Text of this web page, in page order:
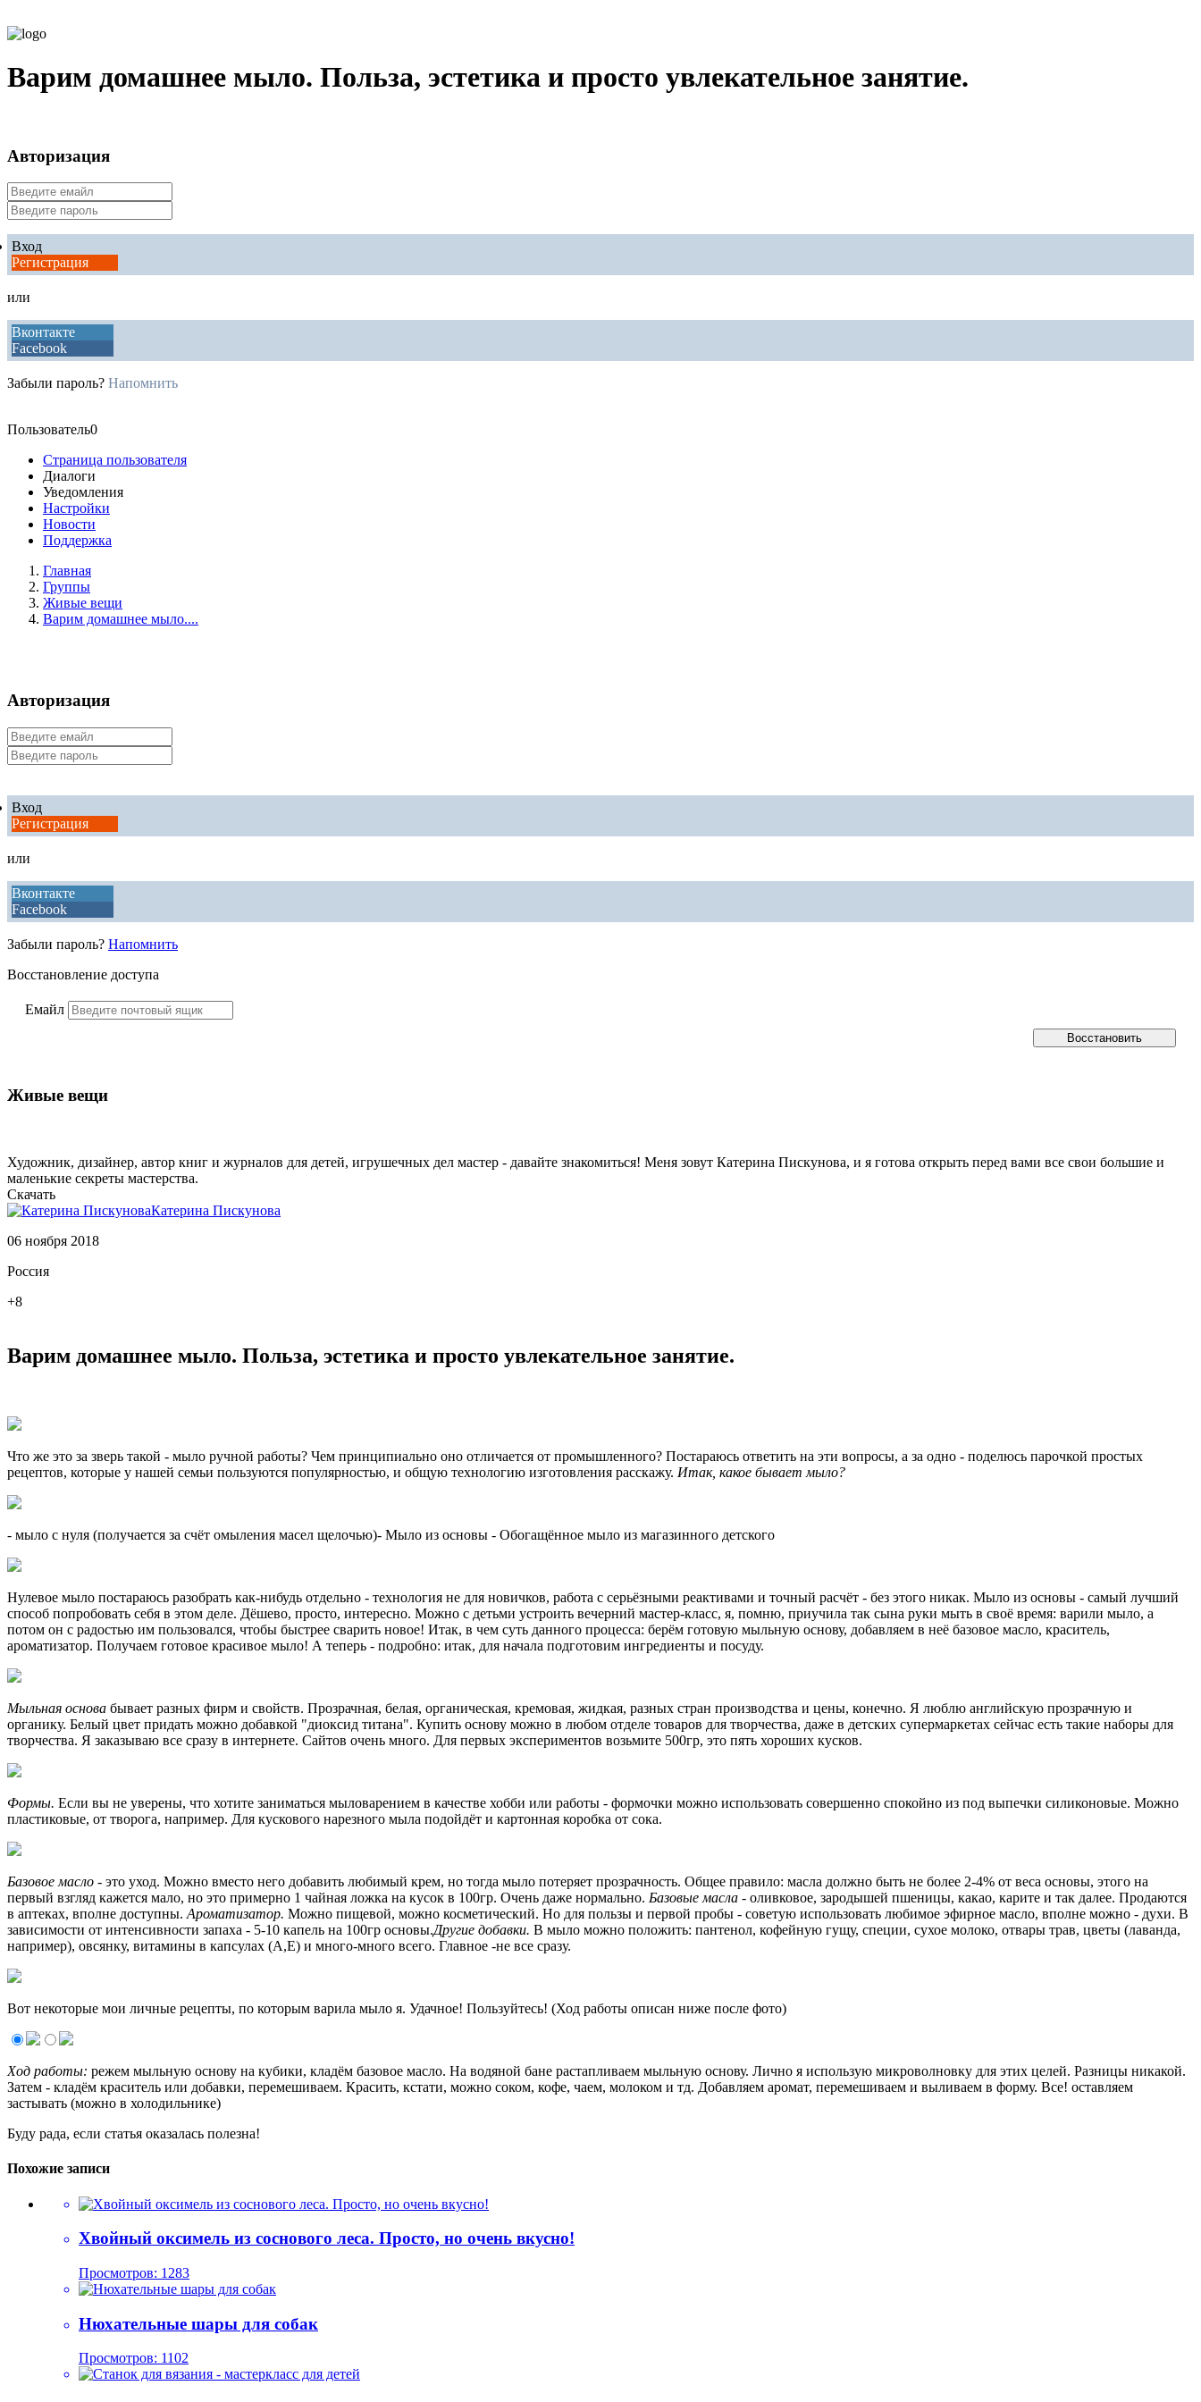
Варим домашнее мыло. Польза, эстетика и просто увлекательное занятие.
Авторизация
Вход
Регистрация
или
Вконтакте
Facebook
Забыли пароль? Напомнить
Пользователь0
Страница пользователя
Диалоги
Уведомления
Настройки
Новости
Поддержка
Главная
Группы
Живые вещи
Варим домашнее мыло....
Авторизация
Вход
Регистрация
или
Вконтакте
Facebook
Забыли пароль? Напомнить
Восстановление доступа
Емайл
Живые вещи
Художник, дизайнер, автор книг и журналов для детей, игрушечных дел мастер - давайте знакомиться! Меня зовут Катерина Пискунова, и я готова открыть перед вами все свои большие и
маленькие секреты мастерства.
Скачать
Катерина Пискунова
06 ноября 2018
Россия
+8
Варим домашнее мыло. Польза, эстетика и просто увлекательное занятие.
Что же это за зверь такой - мыло ручной работы? Чем принципиально оно отличается от промышленного? Постараюсь ответить на эти вопросы, а за одно - поделюсь парочкой простых
рецептов, которые у нашей семьи пользуются популярностью, и общую технологию изготовления расскажу. Итак, какое бывает мыло?
- мыло с нуля (получается за счёт омыления масел щелочью)- Мыло из основы - Обогащённое мыло из магазинного детского
Нулевое мыло постараюсь разобрать как-нибудь отдельно - технология не для новичков, работа с серьёзными реактивами и точный расчёт - без этого никак. Мыло из основы - самый лучший
способ попробовать себя в этом деле. Дёшево, просто, интересно. Можно с детьми устроить вечерний мастер-класс, я, помню, приучила так сына руки мыть в своё время: варили мыло, а
потом он с радостью им пользовался, чтобы быстрее сварить новое! Итак, в чем суть данного процесса: берём готовую мыльную основу, добавляем в неё базовое масло, краситель,
ароматизатор. Получаем готовое красивое мыло! А теперь - подробно: итак, для начала подготовим ингредиенты и посуду.
Мыльная основа бывает разных фирм и свойств. Прозрачная, белая, органическая, кремовая, жидкая, разных стран производства и цены, конечно. Я люблю английскую прозрачную и
органику. Белый цвет придать можно добавкой "диоксид титана". Купить основу можно в любом отделе товаров для творчества, даже в детских супермаркетах сейчас есть такие наборы для
творчества. Я заказываю все сразу в интернете. Сайтов очень много. Для первых экспериментов возьмите 500гр, это пять хороших кусков.
Формы. Если вы не уверены, что хотите заниматься мыловарением в качестве хобби или работы - формочки можно использовать совершенно спокойно из под выпечки силиконовые. Можно
пластиковые, от творога, например. Для кускового нарезного мыла подойдёт и картонная коробка от сока.
Базовое масло - это уход. Можно вместо него добавить любимый крем, но тогда мыло потеряет прозрачность. Общее правило: масла должно быть не более 2-4% от веса основы, этого на
первый взгляд кажется мало, но это примерно 1 чайная ложка на кусок в 100гр. Очень даже нормально. Базовые масла - оливковое, зародышей пшеницы, какао, карите и так далее. Продаются
в аптеках, вполне доступны. Ароматизатор. Можно пищевой, можно косметический. Но для пользы и первой пробы - советую использовать любимое эфирное масло, вполне можно - духи. В
зависимости от интенсивности запаха - 5-10 капель на 100гр основы.Другие добавки. В мыло можно положить: пантенол, кофейную гущу, специи, сухое молоко, отвары трав, цветы (лаванда,
например), овсянку, витамины в капсулах (А,Е) и много-много всего. Главное -не все сразу.
Вот некоторые мои личные рецепты, по которым варила мыло я. Удачное! Пользуйтесь! (Ход работы описан ниже после фото)
Ход работы: режем мыльную основу на кубики, кладём базовое масло. На водяной бане растапливаем мыльную основу. Лично я использую микроволновку для этих целей. Разницы никакой.
Затем - кладём краситель или добавки, перемешиваем. Красить, кстати, можно соком, кофе, чаем, молоком и тд. Добавляем аромат, перемешиваем и выливаем в форму. Все! оставляем
застывать (можно в холодильнике)
Буду рада, если статья оказалась полезна!
Похожие записи
Хвойный оксимель из соснового леса. Просто, но очень вкусно!
Просмотров: 1283
Нюхательные шары для собак
Просмотров: 1102